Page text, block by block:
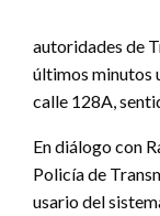
autoridades de
últimos minutos
calle 128A,
En diálogo con
Policía de
usario del